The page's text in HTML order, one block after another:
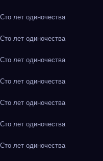
лет одиночества
лет одиночества
лет одиночества
лет одиночества
лет одиночества
лет одиночества
лет одиночества